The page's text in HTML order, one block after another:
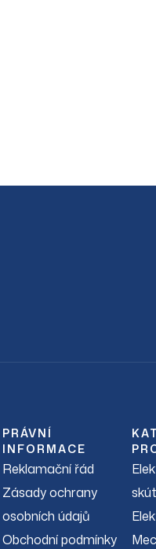
PRÁVNÍ
INFORMACE
Reklamační řád
Zásady ochrany
osobních údajů
Obchodní podmínky